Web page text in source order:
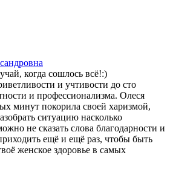
когда сошлось всё!:)
и учтивости до сто
и профессионализма. Олеся
минут покорила своей харизмой,
ситуацию насколько
не сказать слова благодарности и
ещё и ещё раз, чтобы быть
женское здоровье в самых